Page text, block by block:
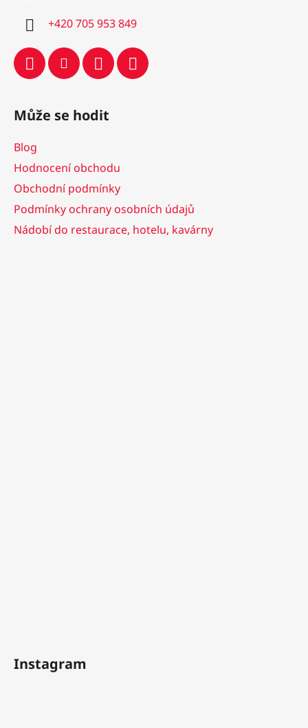
+420 705 953 849
Může se hodit
Blog
Hodnocení obchodu
Obchodní podmínky
Podmínky ochrany osobních údajů
Nádobí do restaurace, hotelu, kavárny
Instagram